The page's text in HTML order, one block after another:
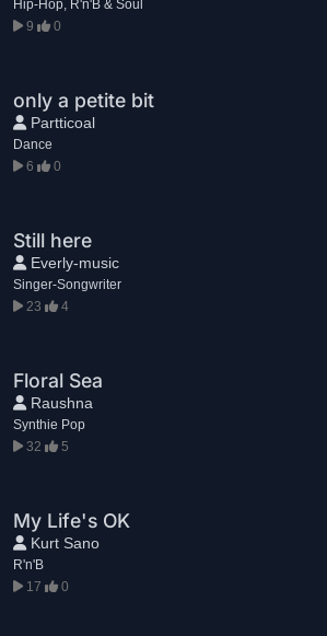
Hip-Hop, R'n'B & Soul
9
0
only a petite bit
Partticoal
Dance
6
0
Still here
Everly-music
Singer-Songwriter
23
4
Floral Sea
Raushna
Synthie Pop
32
5
My Life's OK
Kurt Sano
R'n'B
17
0